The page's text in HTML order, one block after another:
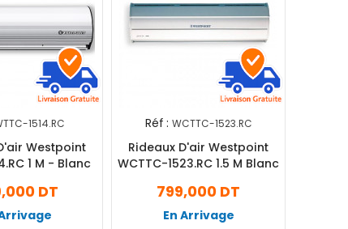
1514.RC
Westpoint
1 M - Blanc
DT
Réf : WCTTC-1523.RC
Rideaux D'air Westpoint
WCTTC-1523.RC 1.5 M Blanc
799,000 DT
En Arrivage